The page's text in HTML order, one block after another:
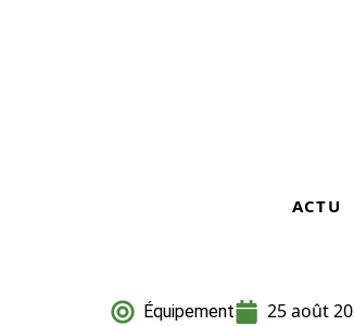
ACTU
Équipement 25 août